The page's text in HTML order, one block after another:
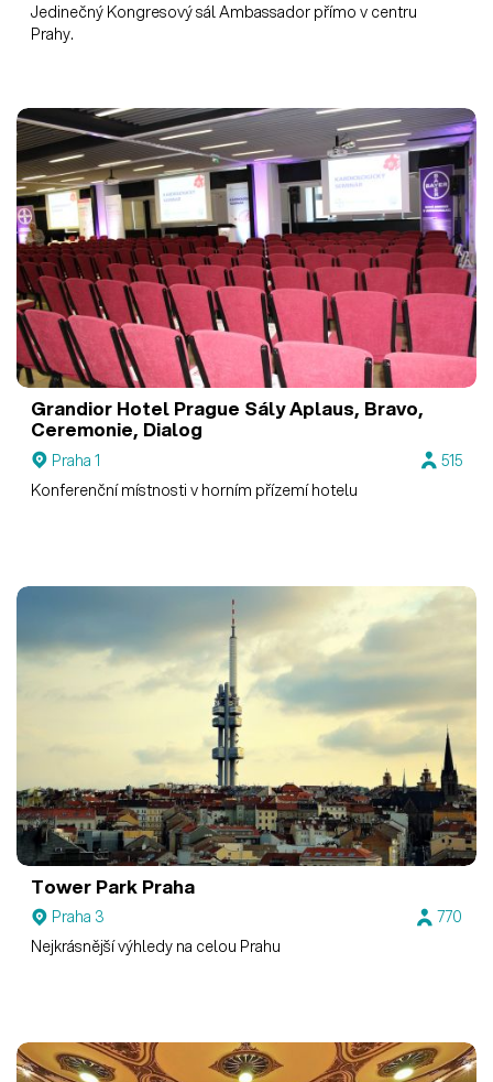
Jedinečný Kongresový sál Ambassador přímo v centru
Prahy.
Grandior Hotel Prague Sály Aplaus, Bravo,
Ceremonie, Dialog
Praha 1
515
Konferenční místnosti v horním přízemí hotelu
Tower Park Praha
Praha 3
770
Nejkrásnější výhledy na celou Prahu